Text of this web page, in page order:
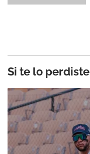
Si te lo perdiste